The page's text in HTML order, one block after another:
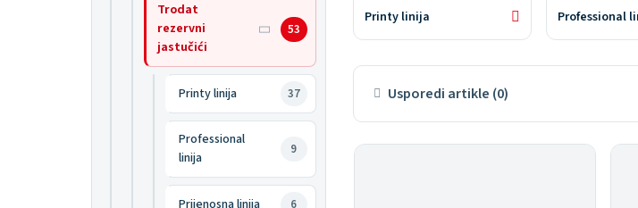
Trodat
rezervni
jastučići
53
Printy linija 37
Professional
linija
9
Prijenosna linija 6
Printy linija Professional
Usporedi artikle (0)